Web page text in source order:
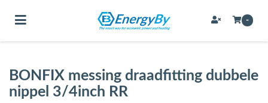
(Bevestigingsmateriaal / schroeven)
Toggle navigation -
BONFIX messing draadfitting dubbele
nippel 3/4inch RR